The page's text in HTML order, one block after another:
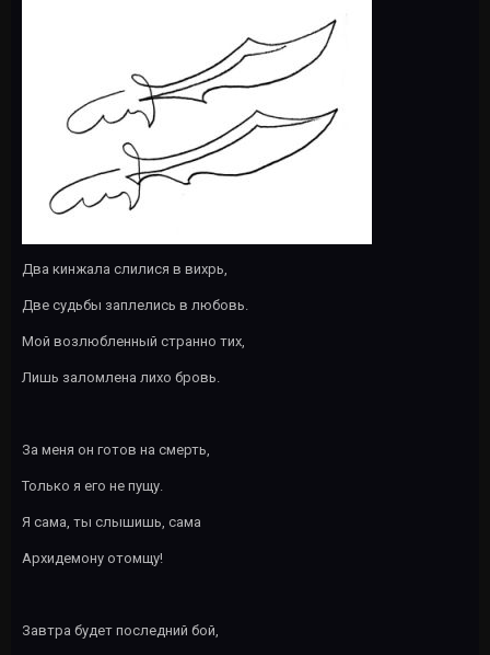
Два кинжала слилися в вихрь,
Две судьбы заплелись в любовь.
Мой возлюбленный странно тих,
Лишь заломлена лихо бровь.
За меня он готов на смерть,
Только я его не пущу.
Я сама, ты слышишь, сама
Архидемону отомщу!
Завтра будет последний бой,